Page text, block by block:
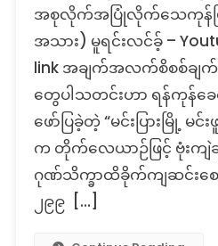
အစုလိုက်အပြုံလိုက်သေကုန်ပြီ
အသား) မူရင်းလင်ခ့် –
link အချက်အလက်စိစစ်ခ
တွေပါသတင်းဟာ ရန်ကုန်
ဖော်ပြခဲ့တဲ့ “မင်းပြားမြို့ မ
က တိုက်လေယာဉ်ဖြင့် ဗုံးကျဲ
ဂုဏ်သိက္ခာထိခိုက်ကျဆင်းစ
၂၉၉ […]